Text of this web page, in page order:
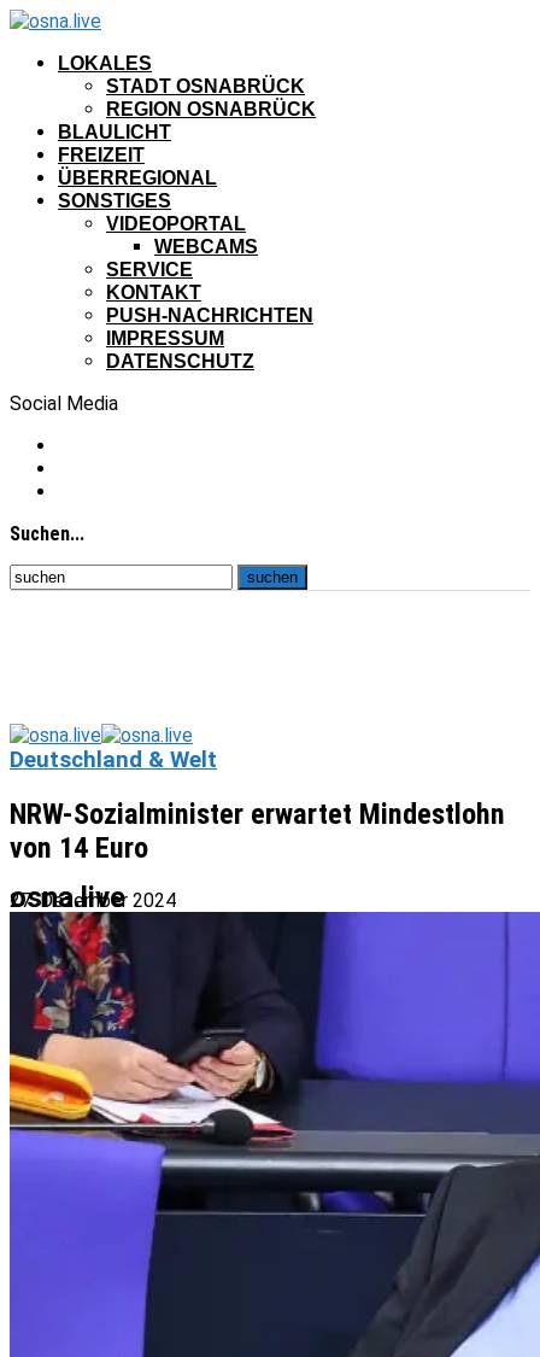
LOKALES
STADT OSNABRÜCK
REGION OSNABRÜCK
BLAULICHT
FREIZEIT
ÜBERREGIONAL
SONSTIGES
VIDEOPORTAL
WEBCAMS
SERVICE
KONTAKT
PUSH-NACHRICHTEN
IMPRESSUM
DATENSCHUTZ
Social Media
Suchen...
osna.live
Deutschland & Welt
NRW-Sozialminister erwartet Mindestlohn
von 14 Euro
27. Dezember 2024